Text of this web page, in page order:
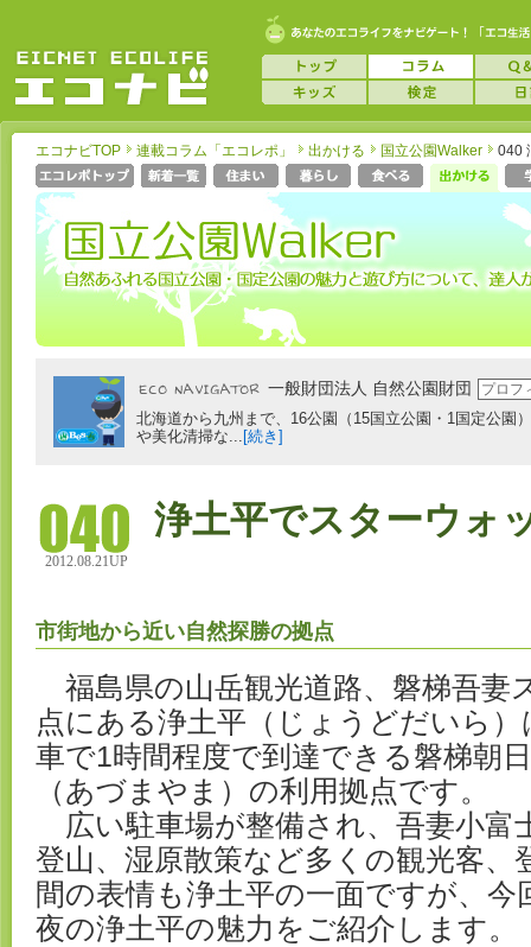
エコナビTOP 連載コラム「エコレポ」 出かける 国立公園Walker 040
一般財団法人 自然公園財団
プロフ
北海道から九州まで、16公園（15国立公園・1国定公園
や美化清掃な... [続き]
2012.08.21UP
浄土平でスターウォ
市街地から近い自然探勝の拠点
福島県の山岳観光道路、磐梯吾妻
点にある浄土平（じょうどだいら
車で1時間程度で到達できる磐梯朝
（あづまやま）の利用拠点です。
広い駐車場が整備され、吾妻小富
登山、湿原散策など多くの観光客、
間の表情も浄土平の一面ですが、今
夜の浄土平の魅力をご紹介します。